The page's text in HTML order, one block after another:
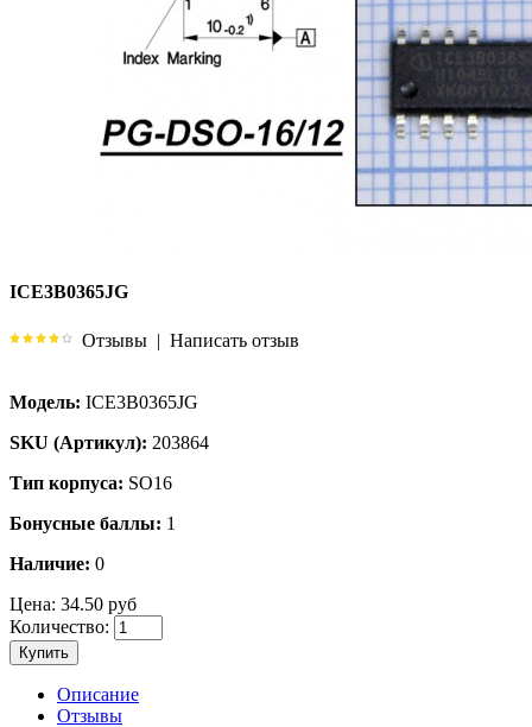
ICE3B0365JG
Отзывы | Написать отзыв
Модель: ICE3B0365JG
SKU (Артикул): 203864
Тип корпуса: SO16
Бонусные баллы: 1
Наличие: 0
Цена: 34.50 руб
Количество:
Купить
Описание
Отзывы